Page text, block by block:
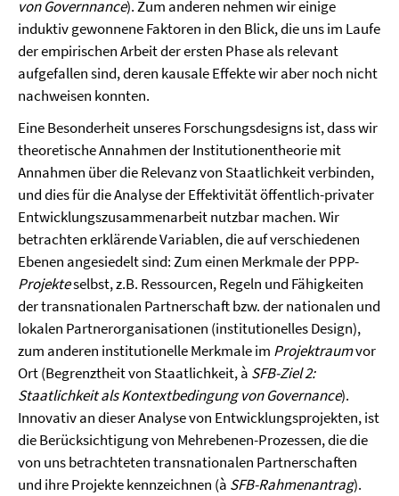
von Governnance). Zum anderen nehmen wir einige
induktiv gewonnene Faktoren in den Blick, die uns im Laufe
der empirischen Arbeit der ersten Phase als relevant
aufgefallen sind, deren kausale Effekte wir aber noch nicht
nachweisen konnten.
Eine Besonderheit unseres Forschungsdesigns ist, dass wir
theoretische Annahmen der Institutionentheorie mit
Annahmen über die Relevanz von Staatlichkeit verbinden,
und dies für die Analyse der Effektivität öffentlich-privater
Entwicklungszusammenarbeit nutzbar machen. Wir
betrachten erklärende Variablen, die auf verschiedenen
Ebenen angesiedelt sind: Zum einen Merkmale der PPP-
Projekteselbst, z.B. Ressourcen, Regeln und Fähigkeiten
der transnationalen Partnerschaft bzw. der nationalen und
lokalen Partnerorganisationen (institutionelles Design),
zum anderen institutionelle Merkmale im Projektraumvor
Ort (Begrenztheit von Staatlichkeit, à SFB-Ziel 2:
Staatlichkeit als Kontextbedingung von Governance).
Innovativ an dieser Analyse von Entwicklungsprojekten, ist
die Berücksichtigung von Mehrebenen-Prozessen, die die
von uns betrachteten transnationalen Partnerschaften
und ihre Projekte kennzeichnen (à SFB-Rahmenantrag).